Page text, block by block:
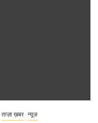
ताज़ा ख़बर न्यूज़